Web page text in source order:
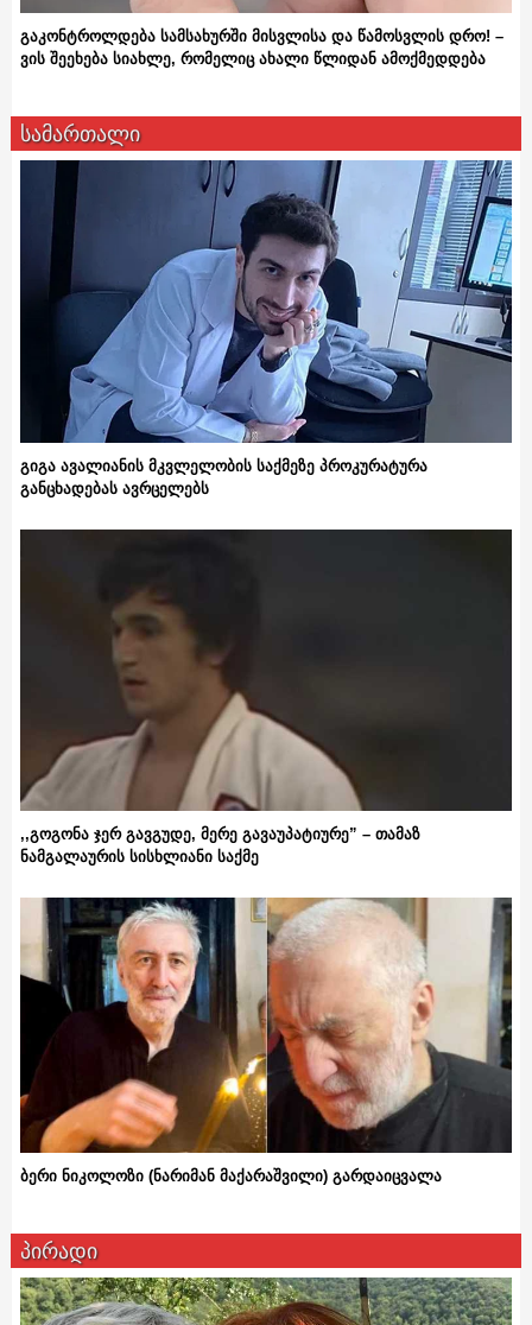
გაკონტროლდება სამსახურში მისვლისა და წამოსვლის დრო! –
ვის შეეხება სიახლე, რომელიც ახალი წლიდან ამოქმედდება
სამართალი
გიგა ავალიანის მკვლელობის საქმეზე პროკურატურა
განცხადებას ავრცელებს
,,გოგონა ჯერ გავგუდე, მერე გავაუპატიურე” – თამაზ
ნამგალაურის სისხლიანი საქმე
ბერი ნიკოლოზი (ნარიმან მაქარაშვილი) გარდაიცვალა
პირადი